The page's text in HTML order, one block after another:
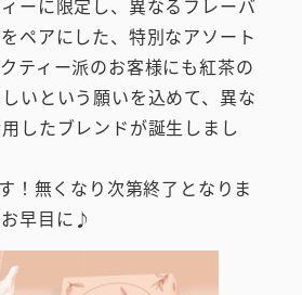
ーに限定し、異なるフレーバ
ペアにした、特別なアソート
ティー派のお客様にも紅茶の
いという願いを込めて、異な
したブレンドが誕生しまし
！無くなり次第終了となりま
早目に♪